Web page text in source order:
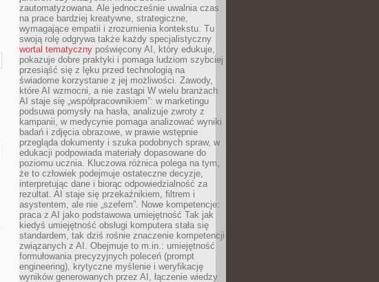
zautomatyzowana. Ale jednocześnie uwalnia czas
na prace bardziej kreatywne, strategiczne,
wymagające empatii i zrozumienia kontekstu. Tu
swoją rolę odgrywa także każdy specjalistyczny
wortal tematyczny poświęcony AI, który edukuje,
pokazuje dobre praktyki i pomaga ludziom szybciej
przesiąść się z lęku przed technologią na
świadome korzystanie z jej możliwości. Zawody,
które AI wzmocni, a nie zastąpi W wielu branżach
AI staje się „współpracownikiem”: w marketingu
podsuwa pomysły na hasła, analizuje zwroty z
kampanii, w medycynie pomaga analizować wyniki
badań i zdjęcia obrazowe, w prawie wstępnie
przegląda dokumenty i szuka podobnych spraw, w
edukacji podpowiada materiały dopasowane do
poziomu ucznia. Kluczowa różnica polega na tym,
że to człowiek podejmuje ostateczne decyzje,
interpretując dane i biorąc odpowiedzialność za
rezultat. AI staje się przekaźnikiem, filtrem i
asystentem, ale nie „szefem”. Nowe kompetencje:
praca z AI jako podstawowa umiejętność Tak jak
kiedyś umiejętność obsługi komputera stała się
standardem, tak dziś rośnie znaczenie kompetencji
związanych z AI. Obejmuje to m.in.: umiejętność
formułowania precyzyjnych poleceń (prompt
engineering), krytyczne myślenie i weryfikację
wyników generowanych przez AI, łączenie wiedzy